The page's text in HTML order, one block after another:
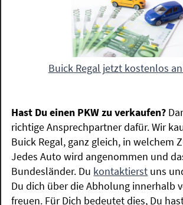
Buick Regal jetzt kostenlos
Hast Du einen PKW zu verkaufen?
richtige Ansprechpartner dafür. Wir
Buick Regal, ganz gleich, in welchem
Jedes Auto wird angenommen und
Bundesländer. Du kontaktierst uns
Du dich über die Abholung innerhalb
freuen. Für Dich bedeutet dies, Du